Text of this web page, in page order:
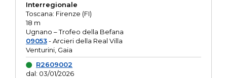
Interregionale
Toscana: Firenze (FI)
18 m
Ugnano – Trofeo della Befana
09053- Arcieri della Real Villa
Venturini, Gaia
R2609002
dal: 03/01/2026